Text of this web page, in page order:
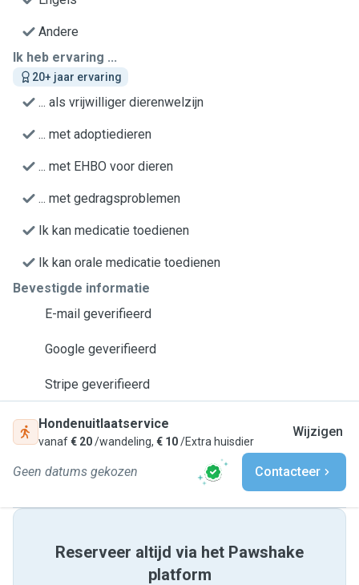
Andere
Ik heb ervaring ...
20+ jaar ervaring
... als vrijwilliger dierenwelzijn
... met adoptiedieren
... met EHBO voor dieren
... met gedragsproblemen
Ik kan medicatie toedienen
Ik kan orale medicatie toedienen
Bevestigde informatie
E-mail geverifieerd
Google geverifieerd
Stripe geverifieerd
Hondenuitlaatservice
vanaf€ 20/wandeling, € 10/Extra huisdier
Wijzigen
Geen datums gekozen Contacteer
Reserveer altijd via het Pawshake
platform